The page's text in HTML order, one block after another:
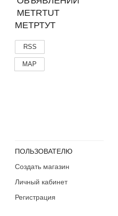
МЕТРТУТ
RSS
MAP
ПОЛЬЗОВАТЕЛЮ
Создать магазин
Личный кабинет
Регистрация